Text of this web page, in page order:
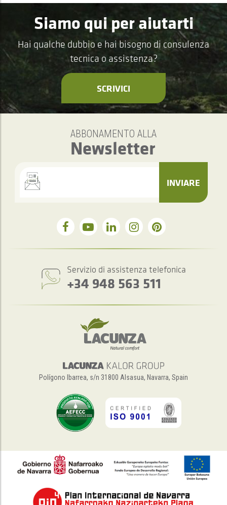
Siamo qui per aiutarti
Hai qualche dubbio e hai bisogno di consulenza
tecnica o assistenza?
SCRIVICI
ABBONAMENTO ALLA
Newsletter
INVIARE
Servizio di assistenza telefonica
+34 948 563 511
Polígono Ibarrea, s/n 31800 Alsasua, Navarra, Spain